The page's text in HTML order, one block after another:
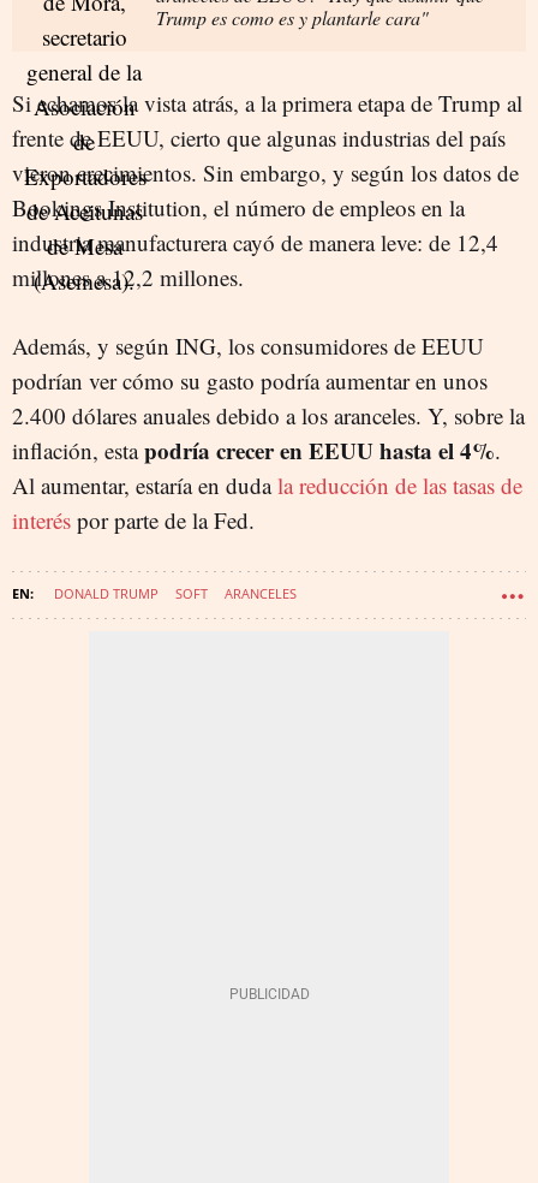
Trump es como es y plantarle cara"
Si echamos la vista atrás, a la primera etapa de Trump al
frente de EEUU, cierto que algunas industrias del país
vieron crecimientos. Sin embargo, y según los datos de
Bookings Institution, el número de empleos en la
industria manufacturera cayó de manera leve: de 12,4
millones a 12,2 millones.
Además, y según ING, los consumidores de EEUU
podrían ver cómo su gasto podría aumentar en unos
2.400 dólares anuales debido a los aranceles. Y, sobre la
inflación, estapodría crecer en EEUU hasta el 4%.
Al aumentar, estaría en dudala reducción de las tasas de
interés por parte de la Fed.
DONALD TRUMP SOFT ARANCELES